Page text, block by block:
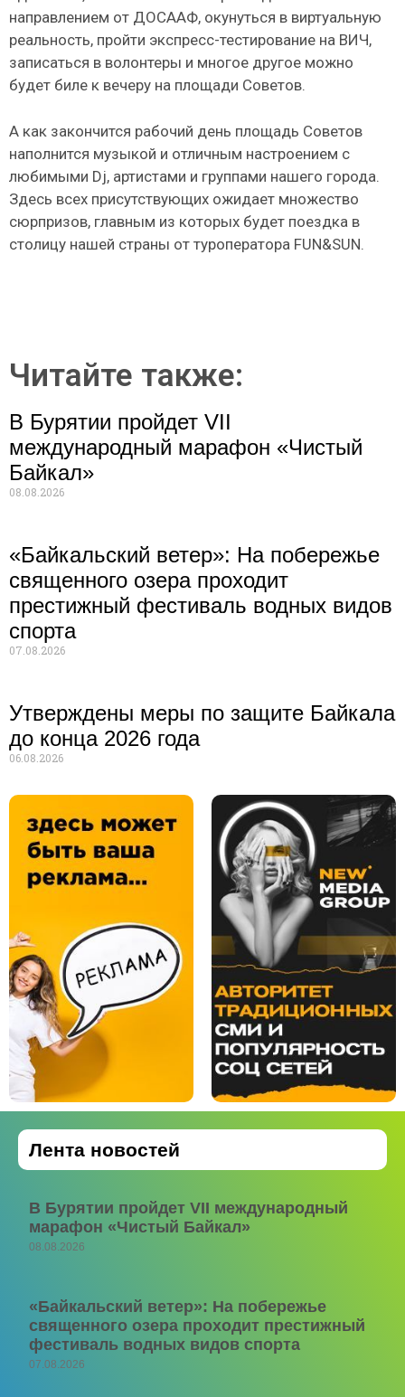
направлением от ДОСААФ, окунуться в виртуальную
реальность, пройти экспресс-тестирование на ВИЧ,
записаться в волонтеры и многое другое можно
будет биле к вечеру на площади Советов.
А как закончится рабочий день площадь Советов
наполнится музыкой и отличным настроением с
любимыми Dj, артистами и группами нашего города.
Здесь всех присутствующих ожидает множество
сюрпризов, главным из которых будет поездка в
столицу нашей страны от туроператора FUN&SUN.
Читайте также:
В Бурятии пройдет VII
международный марафон «Чистый
Байкал»
08.08.2026
«Байкальский ветер»: На побережье
священного озера проходит
престижный фестиваль водных видов
спорта
07.08.2026
Утверждены меры по защите Байкала
до конца 2026 года
06.08.2026
Лента новостей
В Бурятии пройдет VII международный
марафон «Чистый Байкал»
08.08.2026
«Байкальский ветер»: На побережье
священного озера проходит престижный
фестиваль водных видов спорта
07.08.2026